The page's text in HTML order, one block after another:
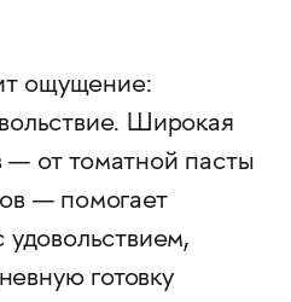
ощущение:
Широкая
— от томатной пасты
— помогает
удовольствием,
готовку